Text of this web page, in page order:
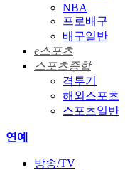
NBA
프로배구
배구일반
e스포츠
스포츠종합
격투기
해외스포츠
스포츠일반
연예
방송/TV